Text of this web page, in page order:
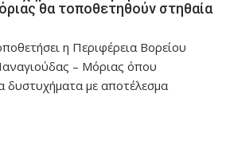
θα τοποθετηθούν στηθαία
η Περιφέρεια Βορείου
– Μόριας όπου
δυστυχήματα με αποτέλεσμα